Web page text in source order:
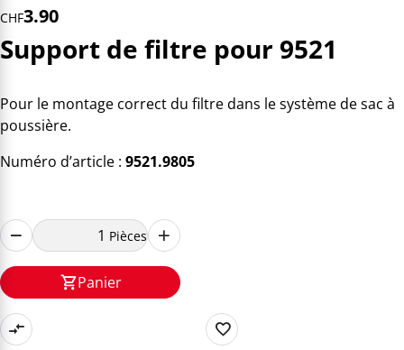
CHF3.90
Support de filtre pour 9521
Pour le montage correct du filtre dans le système de sac à
poussière.
Numéro d’article : 9521.9805
Pièces
Panier